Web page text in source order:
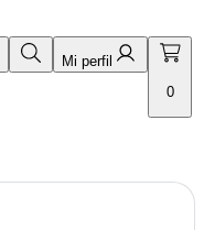
Mi perfil
0